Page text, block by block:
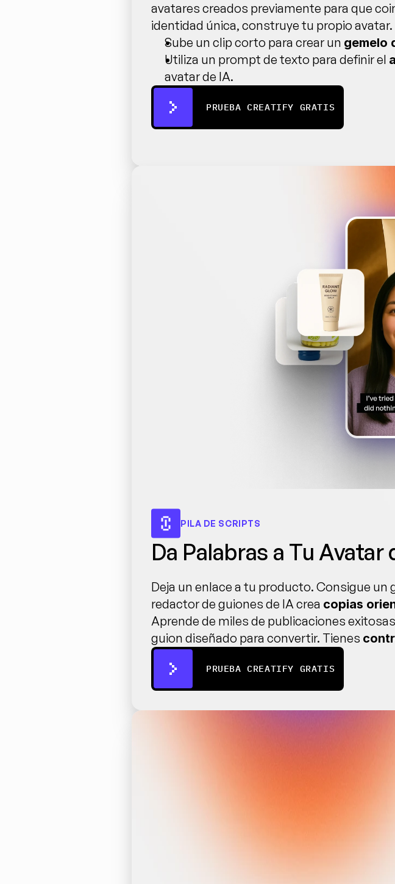
avatares creados previamente para que
identidad única, construye tu propio avatar.
Sube un clip corto para crear un gemelo
Utiliza un prompt de texto para definir el
avatar de IA.
PRUEBA CREATIFY GRATIS
PILA DE SCRIPTS
Da Palabras a Tu Avatar
Deja un enlace a tu producto. Consigue
redactor de guiones de IA crea copias
Aprende de miles de publicaciones
guion diseñado para convertir. Tienes
PRUEBA CREATIFY GRATIS